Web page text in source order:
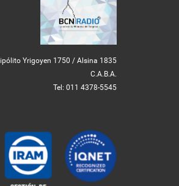
Yrigoyen 1750 / Alsina 1835
C.A.B.A.
Tel: 011 4378-5545